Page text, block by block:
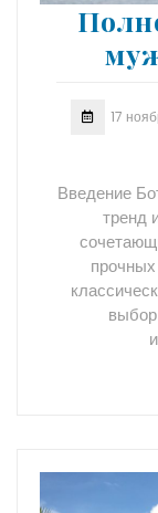
17
Введение
тренд